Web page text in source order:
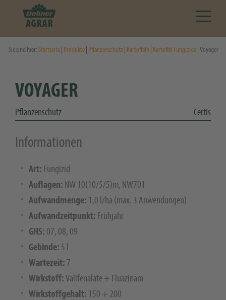
Sie sind hier:Startseite Produkte Pflanzenschutz Kartoffeln Kartoffel Fungizide | Voyager
VOYAGER
Pflanzenschutz Certis
Informationen
Art: Fungizid
Auflagen: NW 10(10/5/5)m, NW701
Aufwandmenge: 1,0 l/ha (max. 3 Anwendungen)
Aufwandzeitpunkt: Frühjahr
GHS: 07, 08, 09
Gebinde: 5 l
Wartezeit: 7
Wirkstoff:Valifenalate + Fluazinam
Wirkstoffgehalt: 150 + 200